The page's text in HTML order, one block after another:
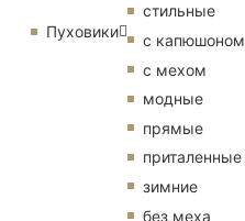
Пуховики
стильные
с капюшоном
с мехом
модные
прямые
приталенные
зимние
без меха